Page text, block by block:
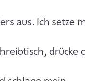
aus. Ich setze
drücke